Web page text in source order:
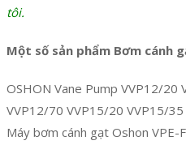
tôi.
Một số sản phẩm Bơm cánh
OSHON Vane Pump VVP12/20
VVP12/70 VVP15/20 VVP15/
Máy bơm cánh gạt Oshon